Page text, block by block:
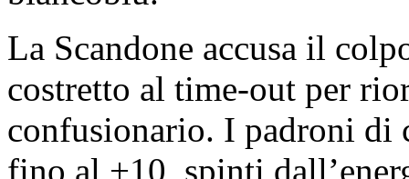
La Scandone accusa il
costretto al time-out per
confusionario. I padroni di
fino al +10, spinti